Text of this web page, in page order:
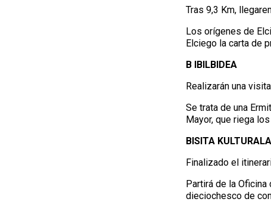
Tras 9,3 Km,
Los orígenes de
Elciego la carta de
B IBILBIDEA
Realizarán una
Se trata de una
Mayor, que riega
BISITA KULTURALA
Finalizado el
Partirá de la
dieciochesco de